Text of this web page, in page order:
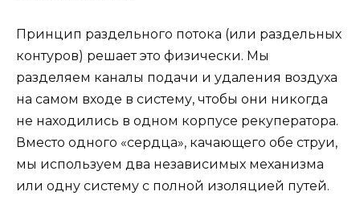
Принцип раздельного потока (или раздельных
контуров) решает это физически. Мы
разделяем каналы подачи и удаления воздуха
на самом входе в систему, чтобы они никогда
не находились в одном корпусе рекуператора.
Вместо одного «сердца», качающего обе струи,
мы используем два независимых механизма
или одну систему с полной изоляцией путей.